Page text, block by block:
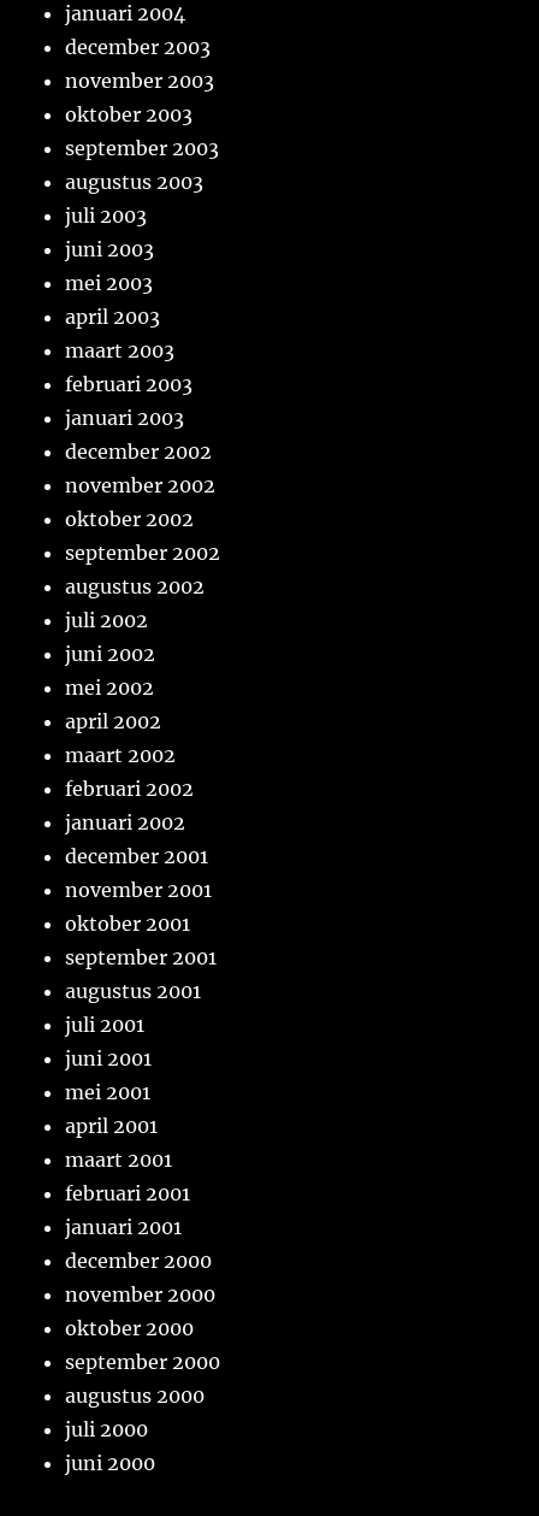
januari 2004
december 2003
november 2003
oktober 2003
september 2003
augustus 2003
juli 2003
juni 2003
mei 2003
april 2003
maart 2003
februari 2003
januari 2003
december 2002
november 2002
oktober 2002
september 2002
augustus 2002
juli 2002
juni 2002
mei 2002
april 2002
maart 2002
februari 2002
januari 2002
december 2001
november 2001
oktober 2001
september 2001
augustus 2001
juli 2001
juni 2001
mei 2001
april 2001
maart 2001
februari 2001
januari 2001
december 2000
november 2000
oktober 2000
september 2000
augustus 2000
juli 2000
juni 2000